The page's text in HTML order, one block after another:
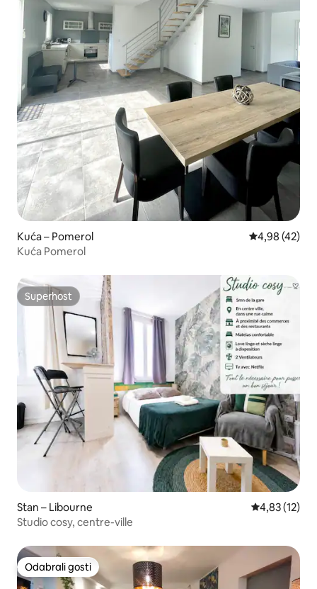
Kuća – Pomerol Prosječna
4,98 (42)
Kuća Pomerol
Superhost
Superhost
Stan – Libourne Prosječna
4,83 (12)
Studio cosy, centre-ville
Odabrali gosti
Odabrali gosti